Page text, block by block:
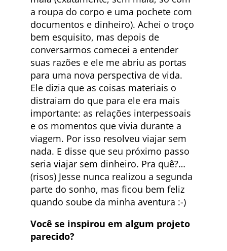
a roupa do corpo e uma pochete com
documentos e dinheiro). Achei o troço
bem esquisito, mas depois de
conversarmos comecei a entender
suas razões e ele me abriu as portas
para uma nova perspectiva de vida.
Ele dizia que as coisas materiais o
distraiam do que para ele era mais
importante: as relações interpessoais
e os momentos que vivia durante a
viagem. Por isso resolveu viajar sem
nada. E disse que seu próximo passo
seria viajar sem dinheiro. Pra quê?…
(risos) Jesse nunca realizou a segunda
parte do sonho, mas ficou bem feliz
quando soube da minha aventura :-)
Você se inspirou em algum projeto
parecido?